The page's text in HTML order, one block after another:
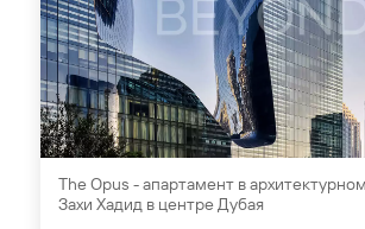
The Opus - апартамент в
Захи Хадид в центре Дубая